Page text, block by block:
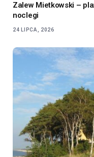
Zalew Mietkowski –
noclegi
24 LIPCA, 2026